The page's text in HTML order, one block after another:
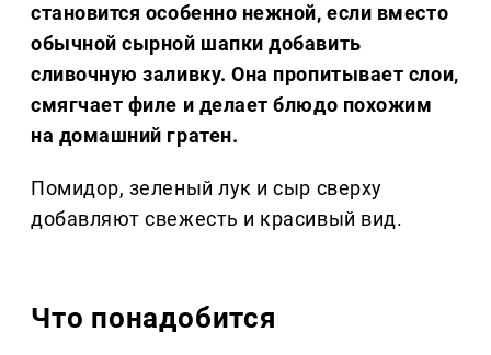
становится особенно нежной, если вместо
обычной сырной шапки добавить
сливочную заливку. Она пропитывает слои,
смягчает филе и делает блюдо похожим
на домашний гратен.
Помидор, зеленый лук и сыр сверху
добавляют свежесть и красивый вид.
Что понадобится